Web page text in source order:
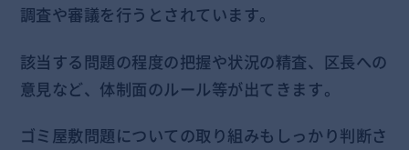
調査や審議を行うとされています。
該当する問題の程度の把握や状況の精査、区長への
意見など、体制面のルール等が出てきます。
ゴミ屋敷問題についての取り組みもしっかり判断さ